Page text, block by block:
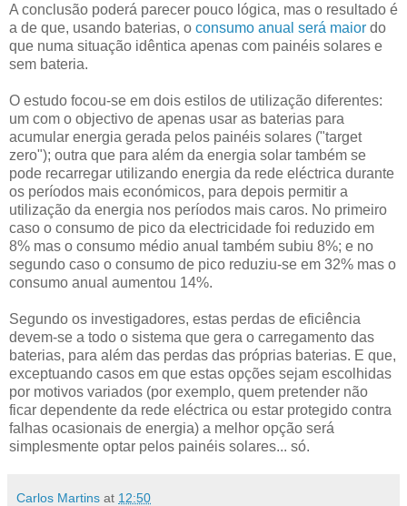
A conclusão poderá parecer pouco lógica, mas o resultado é
a de que, usando baterias, o consumo anual será maior do
que numa situação idêntica apenas com painéis solares e
sem bateria.
O estudo focou-se em dois estilos de utilização diferentes:
um com o objectivo de apenas usar as baterias para
acumular energia gerada pelos painéis solares ("target
zero"); outra que para além da energia solar também se
pode recarregar utilizando energia da rede eléctrica durante
os períodos mais económicos, para depois permitir a
utilização da energia nos períodos mais caros. No primeiro
caso o consumo de pico da electricidade foi reduzido em
8% mas o consumo médio anual também subiu 8%; e no
segundo caso o consumo de pico reduziu-se em 32% mas o
consumo anual aumentou 14%.
Segundo os investigadores, estas perdas de eficiência
devem-se a todo o sistema que gera o carregamento das
baterias, para além das perdas das próprias baterias. E que,
exceptuando casos em que estas opções sejam escolhidas
por motivos variados (por exemplo, quem pretender não
ficar dependente da rede eléctrica ou estar protegido contra
falhas ocasionais de energia) a melhor opção será
simplesmente optar pelos painéis solares... só.
Carlos Martins at 12:50